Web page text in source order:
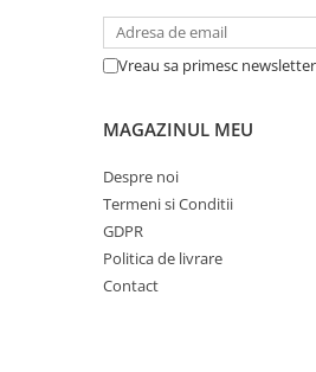
Vreau sa primesc
MAGAZINUL MEU
Despre noi
Termeni si Conditii
GDPR
Politica de livrare
Contact